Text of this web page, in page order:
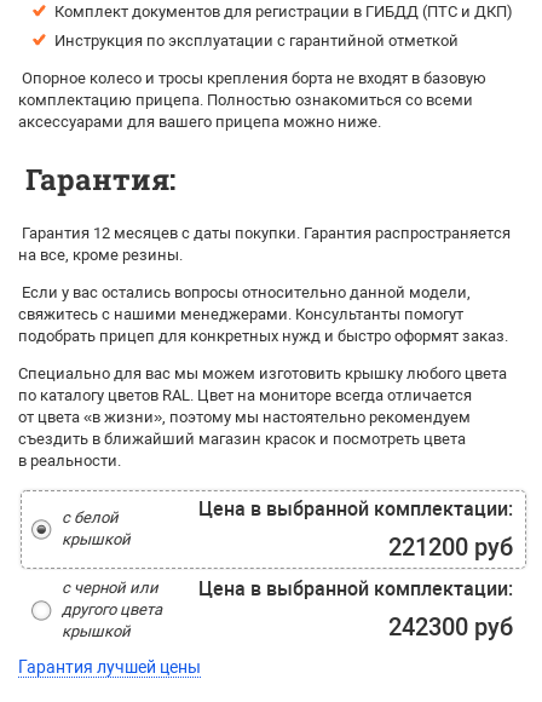
Комплект документов для регистрации в ГИБДД (ПТС и ДКП)
Инструкция по эксплуатации с гарантийной отметкой
Опорное колесо и тросы крепления борта не входят в базовую
комплектацию прицепа. Полностью ознакомиться со всеми
аксессуарами для вашего прицепа можно ниже.
Гарантия:
Гарантия 12 месяцев с даты покупки. Гарантия распространяется
на все, кроме резины.
Если у вас остались вопросы относительно данной модели,
свяжитесь с нашими менеджерами. Консультанты помогут
подобрать прицеп для конкретных нужд и быстро оформят заказ.
Специально для вас мы можем изготовить крышку любого цвета
по каталогу цветов RAL. Цвет на мониторе всегда отличается
от цвета «в жизни», поэтому мы настоятельно рекомендуем
съездить в ближайший магазин красок и посмотреть цвета
в реальности.
с белой
крышкой
Цена в выбранной комплектации:
221200 руб
с черной или
другого цвета
крышкой
Цена в выбранной комплектации:
242300 руб
Гарантия лучшей цены